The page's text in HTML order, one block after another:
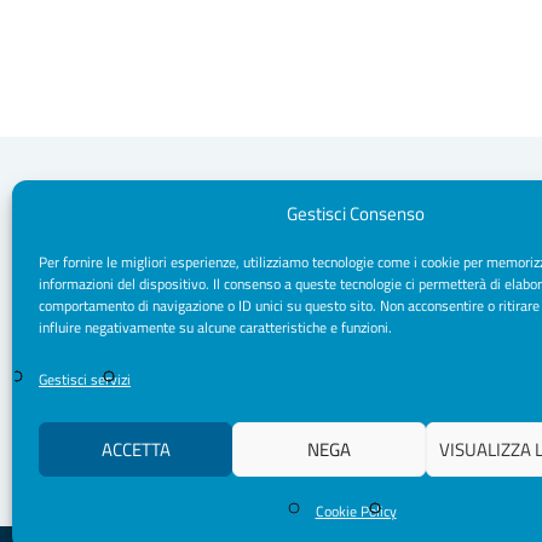
Gestisci Consenso
Per fornire le migliori esperienze, utilizziamo tecnologie come i cookie per
informazioni del dispositivo. Il consenso a queste tecnologie ci permetterà di
comportamento di navigazione o ID unici su questo sito. Non acconsentire o
influire negativamente su alcune caratteristiche e funzioni.
Gestisci servizi
ACCETTA NEGA VISUALIZZA
Cookie Policy
Segreteria Sede
Via Sparano da Bari, 170 - 70121 Bari
CF/ P. IVA: 93091790720